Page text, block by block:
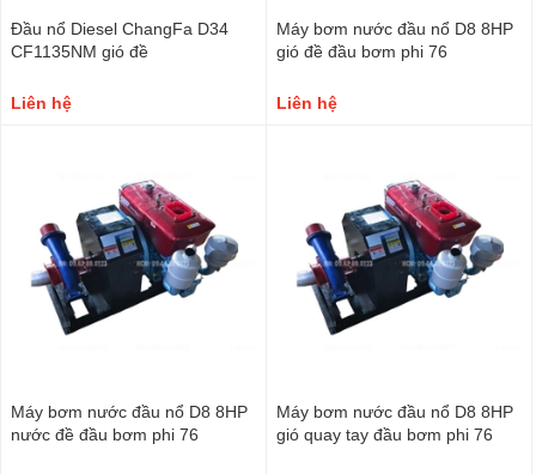
Đầu nổ Diesel ChangFa D34
CF1135NM gió đề
Liên hệ
Máy bơm nước đầu nổ D8 8HP
gió đề đầu bơm phi 76
Liên hệ
Máy bơm nước đầu nổ D8 8HP
nước đề đầu bơm phi 76
Máy bơm nước đầu nổ D8 8HP
gió quay tay đầu bơm phi 76